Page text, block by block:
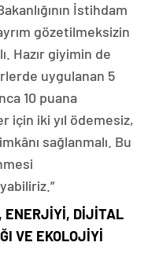
İstihdam
gözetilmeksizin
Hazır giyimin de
uygulanan 5
10 puana
için iki yıl ödemesiz,
sağlanmalı. Bu
ENERJİYİ, DİJİTAL
VE EKOLOJİYİ